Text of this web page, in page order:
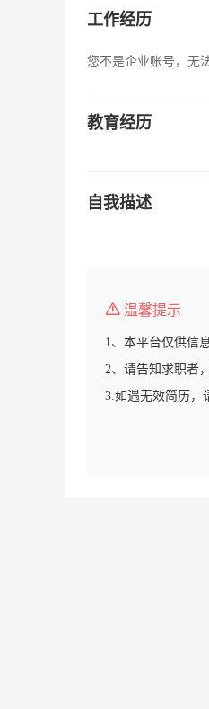
工作经历
您不是企业账号，无
教育经历
自我描述
温馨提示
1、本平台仅供信
2、请告知求职者
3.如遇无效简历，